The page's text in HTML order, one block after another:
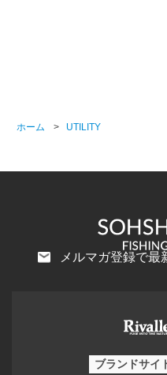
ホーム > UTILITY
メルマガ登録で最
ブランドサイ